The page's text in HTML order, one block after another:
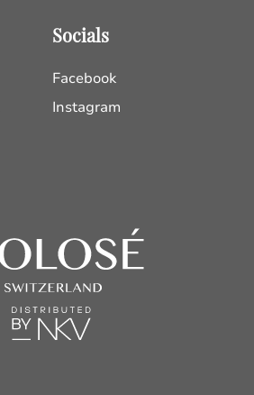
Socials
Facebook
Instagram